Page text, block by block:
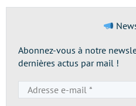
Abonnez-vous à notre
dernières actus par mail !